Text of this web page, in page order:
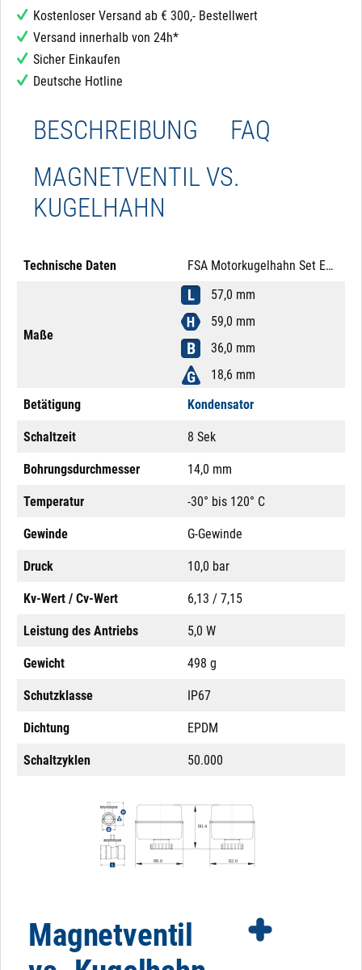
Kostenloser Versand ab € 300,- Bestellwert
Versand innerhalb von 24h*
Sicher Einkaufen
Deutsche Hotline
BESCHREIBUNG
FAQ
MAGNETVENTIL VS.
KUGELHAHN
Technische Daten FSA Motorkugelhahn Set Edelstahl 304 1/2" 9 - 28V AC/DC Kondensator Mutter Messing M12x1 8-Pol
Maße
57,0 mm
59,0 mm
36,0 mm
18,6 mm
Betätigung
Kondensator
Schaltzeit 8 Sek
Bohrungsdurchmesser 14,0 mm
Temperatur -30° bis 120° C
Gewinde G-Gewinde
Druck 10,0 bar
Kv-Wert / Cv-Wert 6,13 / 7,15
Leistung des Antriebs 5,0 W
Gewicht 498 g
Schutzklasse IP67
Dichtung EPDM
Schaltzyklen 50.000
Magnetventil